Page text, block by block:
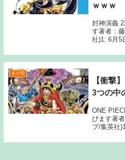
ｗｗｗ
封神演義
す著者：
社)1: 6月5
演義 3: 6
(日...
未分類
【衝撃
3つの中
ONE
びます著
プ/集英社
①仲間だ